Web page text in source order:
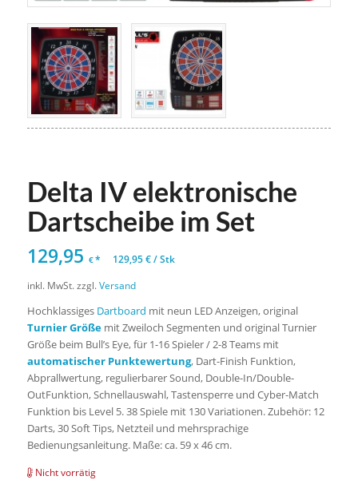
Delta IV elektronische
Dartscheibe im Set
129,95 €* 129,95€/Stk
inkl. MwSt. zzgl. Versand
Hochklassiges Dartboard mit neun LED Anzeigen, original
Turnier Größemit Zweiloch Segmenten und original Turnier
Größe beim Bull’s Eye, für 1-16 Spieler / 2-8 Teams mit
automatischer Punktewertung, Dart-Finish Funktion,
Abprallwertung, regulierbarer Sound, Double-In/Double-
OutFunktion, Schnellauswahl, Tastensperre und Cyber-Match
Funktion bis Level 5. 38 Spiele mit 130 Variationen. Zubehör: 12
Darts, 30 Soft Tips, Netzteil und mehrsprachige
Bedienungsanleitung. Maße: ca. 59 x 46 cm.
Nicht vorrätig